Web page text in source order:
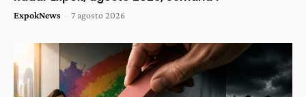
ExpokNews - 7 agosto 2026